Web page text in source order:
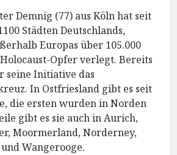
Demnig (77) aus Köln hat seit
Städten Deutschlands,
Europas über 105.000
Opfer verlegt. Bereits
seine Initiative das
In Ostfriesland gibt es seit
die ersten wurden in Norden
gibt es sie auch in Aurich,
Moormerland, Norderney,
Wangerooge.